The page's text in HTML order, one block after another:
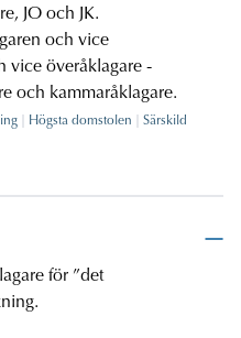
JO och JK.
och vice
vice överåklagare -
och kammaråklagare.
Högsta domstolen
Särskild
för ”det